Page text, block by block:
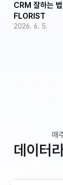
CRM 잘하는
FLORIST
2026. 6. 5.
매
데이터